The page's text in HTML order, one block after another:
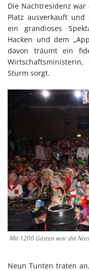
Die Nachtresidenz war
Platz ausverkauft und
ein grandioses
Hacken und dem
davon träumt ein
Sturm sorgt.
Mit 1200 Gästen war die
Neun Tunten traten